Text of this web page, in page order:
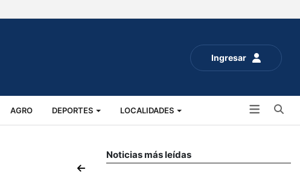
Ingresar
AGRO DEPORTES LOCALIDADES
Noticias más leídas